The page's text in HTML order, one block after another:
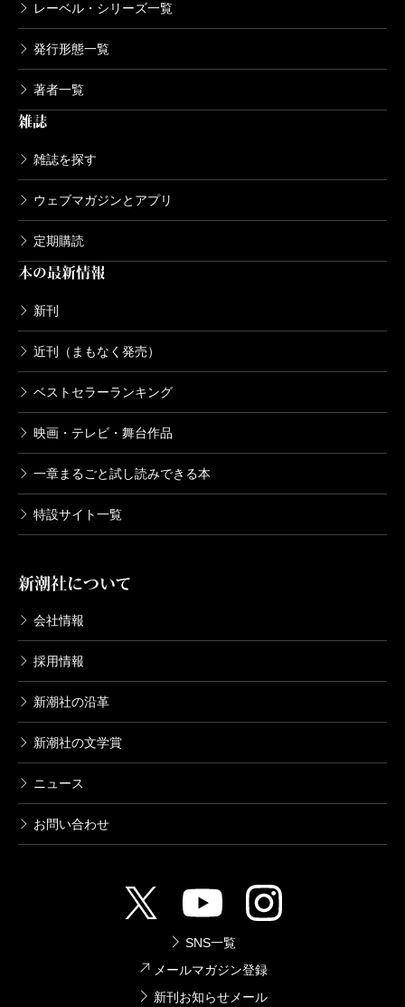
うな真っ黒なカバーの中で、絵が金色に反射する。こ
れ自分が描いたのかな？ と実感が湧かずにいると、
インクで汚れた作業机の上で刷られたあとの銅版が鈍
く光っているのが見えた。
（ただ・じゅん 版画家／イラストレーター）
単行本刊行時掲載
レーベル・シリーズ一覧
発行形態一覧
著者一覧
雑誌
雑誌を探す
ウェブマガジンとアプリ
定期購読
本の最新情報
新刊
近刊（まもなく発売）
ベストセラーランキング
映画・テレビ・舞台作品
一章まるごと試し読みできる本
特設サイト一覧
新潮社について
会社情報
採用情報
新潮社の沿革
新潮社の文学賞
ニュース
お問い合わせ
SNS一覧
メールマガジン登録
新刊お知らせメール